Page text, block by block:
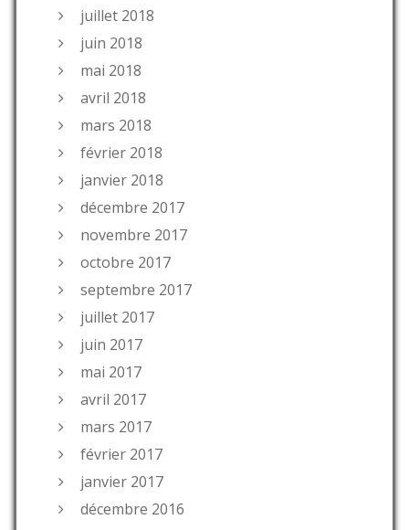
juillet 2018
juin 2018
mai 2018
avril 2018
mars 2018
février 2018
janvier 2018
décembre 2017
novembre 2017
octobre 2017
septembre 2017
juillet 2017
juin 2017
mai 2017
avril 2017
mars 2017
février 2017
janvier 2017
décembre 2016